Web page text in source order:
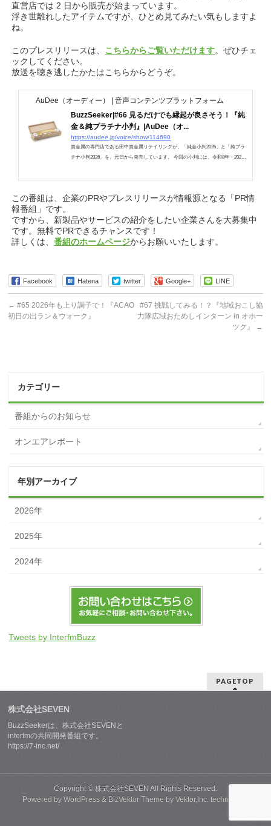
直営店では 2 日から販売が始まっています。
浮き世離れしたアイテムですが、ひとめ見てみたい気もしますよ
ね。
このプレスリリースは、 こちらからご覧いただけます。ぜひチェ
ックしてください。
放送を聴き逃したかたはこちらからどうぞ。
AuDee（オーディー） | 音声コンテンツプラットフォーム
BuzzSeeker|#66 見るだけでも縁起が良さそう！『純
金＆純プラチナ小判』|AuDee（オ...
https://audee.jp/voice/show/114690
貴金属の専門店である田中貴金属リテイリングが、「純金小判2026」と「純プラ
チナ小判2026」を、元日から発売しています。 今回の小判には、令和8年・2026
この番組は、企業のPRやプレスリリースが情報源となる「PR情
報番組」です。
ですから、新製品やサービスの紹介をしたい企業さんを大募集中
です。無料でPRできるチャンスです！
詳しくは、番組のホームページからお願いいたします。
Facebook Hatena twitter Google+ LINE
← #65 2026年も上り調子で！『ACAO
初日の出ラン＆ウォーク』
#67 挑戦してみる！？『地域おこし協
力隊広域おためしインターン in オホー
ツク』
→
カテゴリー
番組からのお知らせ
オンエアレポート
年別アーカイブ
2026年
2025年
2024年
Tweets by InterfmBuzz
PAGETOP
株式会社SEVEN
BuzzSeekerは、株式会社SEVENと
interfmの共同開発番組です。
https://7-inc.net/
Copyright © 株式会社SEVEN All Rights Reserved.
Powered byWordPress & BizVektor Theme byVektor,Inc. technology.